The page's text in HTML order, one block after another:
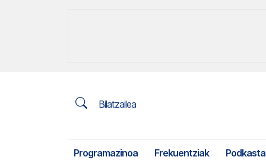
Bilatzailea
Programazinoa Frekuentziak